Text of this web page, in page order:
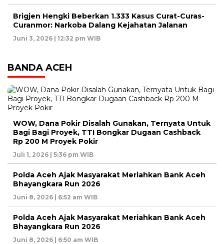
Brigjen Hengki Beberkan 1.333 Kasus Curat-Curas-
Curanmor: Narkoba Dalang Kejahatan Jalanan
Juni 3, 2026 | 12:32 pm WIB
BANDA ACEH
WOW, Dana Pokir Disalah Gunakan, Ternyata Untuk
Bagi Bagi Proyek, TTI Bongkar Dugaan Cashback
Rp 200 M Proyek Pokir
Juli 1, 2026 | 5:36 pm WIB
Polda Aceh Ajak Masyarakat Meriahkan Bank Aceh
Bhayangkara Run 2026
Juni 8, 2026 | 6:52 am WIB
Polda Aceh Ajak Masyarakat Meriahkan Bank Aceh
Bhayangkara Run 2026
Juni 8, 2026 | 6:50 am WIB